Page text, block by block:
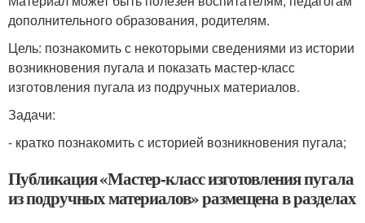
дополнительного образования, родителям.
Цель: познакомить с некоторыми сведениями из истории
возникновения пугала и показать мастер-класс
изготовления пугала из подручных материалов.
Задачи:
- кратко познакомить с историей возникновения пугала;
Публикация «Мастер-класс изготовления пугала
из подручных материалов» размещена в разделах